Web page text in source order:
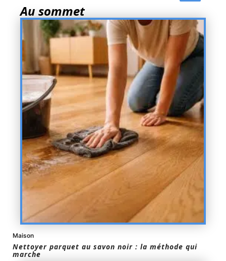
Au sommet
Maison
Nettoyer parquet au savon noir : la méthode qui
marche